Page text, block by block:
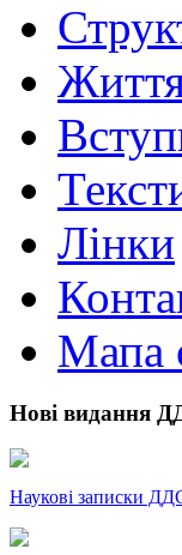
Лінки
Мапа
Нові видання
Наукові записки